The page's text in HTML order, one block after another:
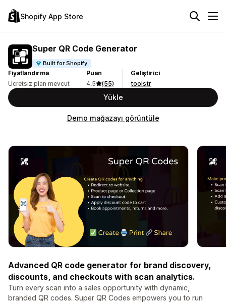
Shopify App Store
Super QR Code Generator
Built for Shopify
Fiyatlandırma
Ücretsiz plan mevcut
Puan
4,5
(55)
Geliştirici
toolstr
Yükle
Demo mağazayı görüntüle
Advanced QR code generator for brand discovery,
discounts, and checkouts with scan analytics.
Turn every scan into a sales opportunity with dynamic,
branded QR codes. Super QR Codes empowers you to run